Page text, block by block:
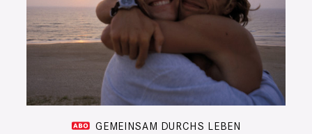
GEMEINSAM DURCHS LEBEN